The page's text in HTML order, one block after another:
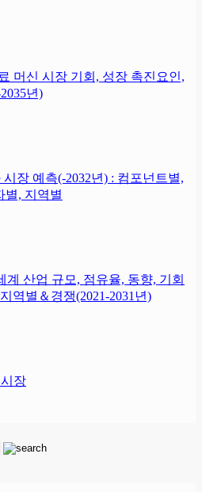
머신 시장 기회, 성장 촉진요인,
년)
장 예측(-2032년) : 컴포넌트별,
별, 지역별
계 산업 규모, 점유율, 동향, 기회
역별＆경쟁(2021-2031년)
장